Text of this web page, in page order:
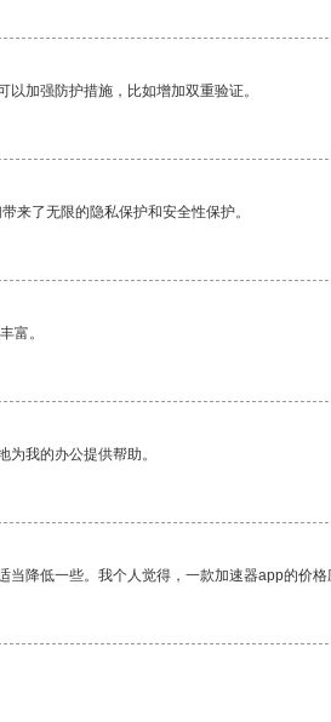
加强防护措施，比如增加双重验证。
来了无限的隐私保护和安全性保护。
富。
我的办公提供帮助。
降低一些。我个人觉得，一款加速器app的价格